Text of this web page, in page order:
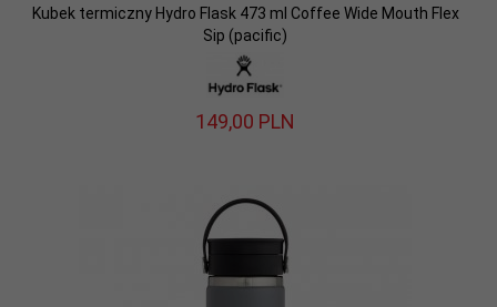
Kubek termiczny Hydro Flask 473 ml Coffee Wide Mouth Flex
Sip (pacific)
149,00 PLN